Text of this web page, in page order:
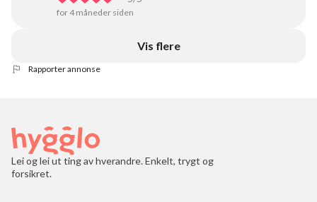
for 4 måneder siden
Vis flere
Rapporter annonse
Lei og lei ut ting av hverandre. Enkelt, trygt og
forsikret.